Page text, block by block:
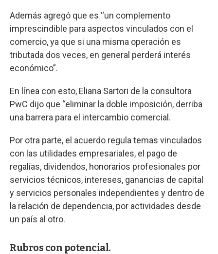
Además agregó que es “un complemento
imprescindible para aspectos vinculados con el
comercio, ya que si una misma operación es
tributada dos veces, en general perderá interés
económico”.
En línea con esto, Eliana Sartori de la consultora
PwC dijo que “eliminar la doble imposición, derriba
una barrera para el intercambio comercial.
Por otra parte, el acuerdo regula temas vinculados
con las utilidades empresariales, el pago de
regalías, dividendos, honorarios profesionales por
servicios técnicos, intereses, ganancias de capital
y servicios personales independientes y dentro de
la relación de dependencia, por actividades desde
un país al otro.
Rubros con potencial.